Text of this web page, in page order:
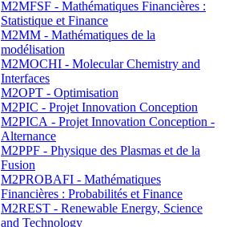
M2MFSF - Mathématiques Financières :
Statistique et Finance
M2MM - Mathématiques de la
modélisation
M2MOCHI - Molecular Chemistry and
Interfaces
M2OPT - Optimisation
M2PIC - Projet Innovation Conception
M2PICA - Projet Innovation Conception -
Alternance
M2PPF - Physique des Plasmas et de la
Fusion
M2PROBAFI - Mathématiques
Financières : Probabilités et Finance
M2REST - Renewable Energy, Science
and Technology